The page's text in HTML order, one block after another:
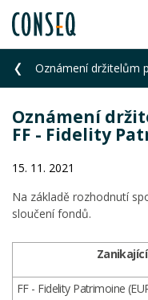
Oznámení
FF - Fidelity
15. 11. 2021
Na základě rozhodnutí
sloučení fondů.
FF - Fidelity Patrimoine